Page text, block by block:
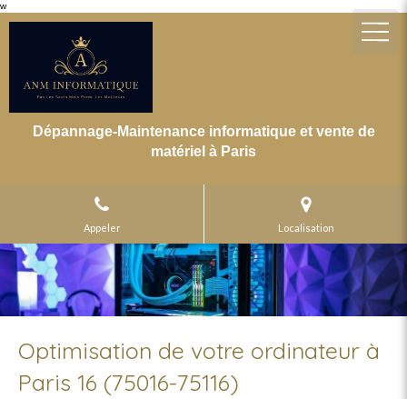
w
Dépannage-Maintenance informatique et vente de
matériel à Paris
Appeler Localisation
Optimisation de votre ordinateur à
Paris 16 (75016-75116)